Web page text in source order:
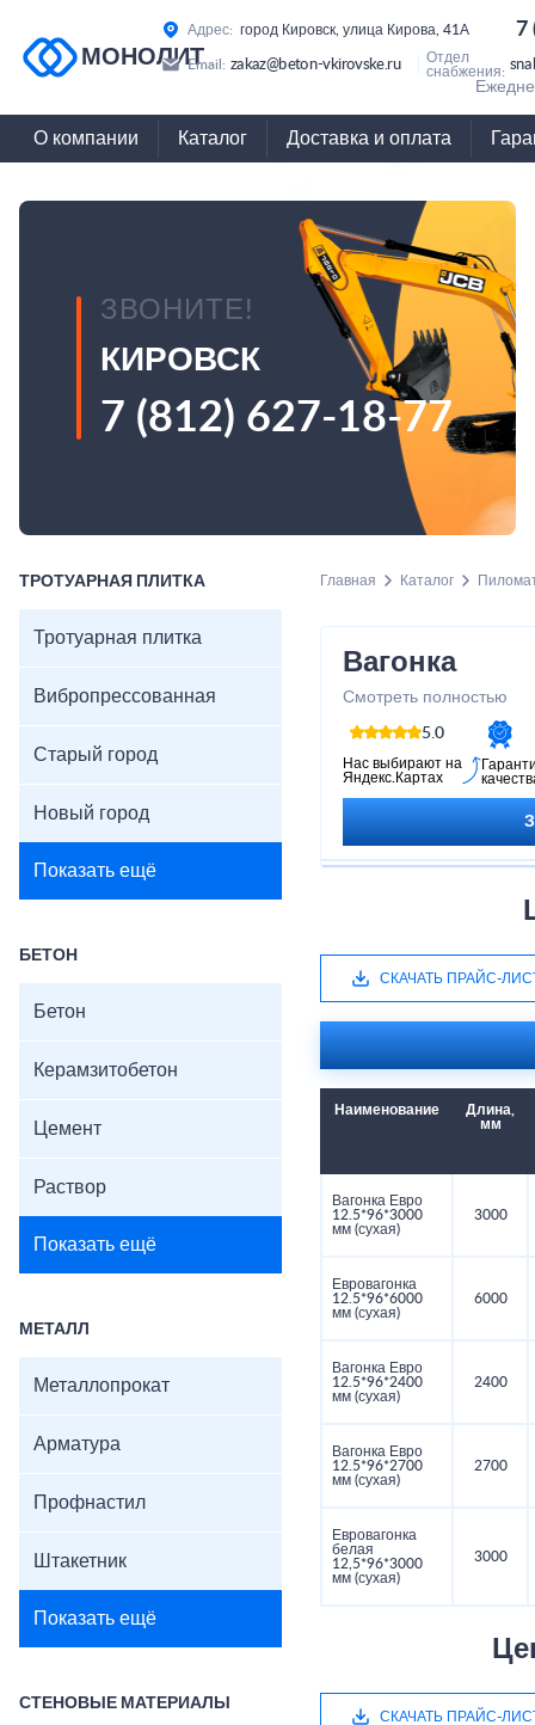
МОНОЛИТ
Адрес: город Кировск, улица Кирова, 41А 7
Email: zakaz@beton-vkirovske.ru
Отдел
снабжения:
О компании Каталог Доставка и оплата
ЗВОНИТЕ!
КИРОВСК
7 (812) 627-18-77
ТРОТУАРНАЯ ПЛИТКА
Тротуарная плитка
Вибропрессованная
Старый город
Новый город
Показать ещё
БЕТОН
Бетон
Керамзитобетон
Цемент
Раствор
Показать ещё
МЕТАЛЛ
Металлопрокат
Арматура
Профнастил
Штакетник
Показать ещё
СТЕНОВЫЕ МАТЕРИАЛЫ
Главная Каталог
Вагонка
Смотреть полностью
5.0
Нас выбирают на
Яндекс.Картах
СКАЧАТЬ ПРАЙС-
Наименование
Длина,
мм
Вагонка Евро
12.5*96*3000
мм (сухая)
3000
Евровагонка
12.5*96*6000
мм (сухая)
6000
Вагонка Евро
12.5*96*2400
мм (сухая)
2400
Вагонка Евро
12.5*96*2700
мм (сухая)
2700
Евровагонка
белая
12,5*96*3000
мм (сухая)
3000
СКАЧАТЬ ПРАЙС-